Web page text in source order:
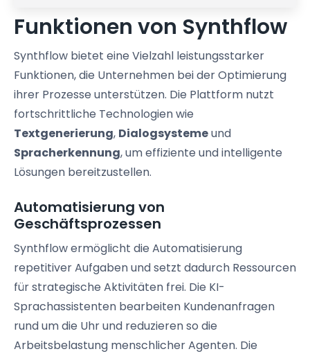
Funktionen von Synthflow
Synthflow bietet eine Vielzahl leistungsstarker
Funktionen, die Unternehmen bei der Optimierung
ihrer Prozesse unterstützen. Die Plattform nutzt
fortschrittliche Technologien wie
Textgenerierung, Dialogsystemeund
Spracherkennung, um effiziente und intelligente
Lösungen bereitzustellen.
Automatisierung von
Geschäftsprozessen
Synthflow ermöglicht die Automatisierung
repetitiver Aufgaben und setzt dadurch Ressourcen
für strategische Aktivitäten frei. Die KI-
Sprachassistenten bearbeiten Kundenanfragen
rund um die Uhr und reduzieren so die
Arbeitsbelastung menschlicher Agenten. Die